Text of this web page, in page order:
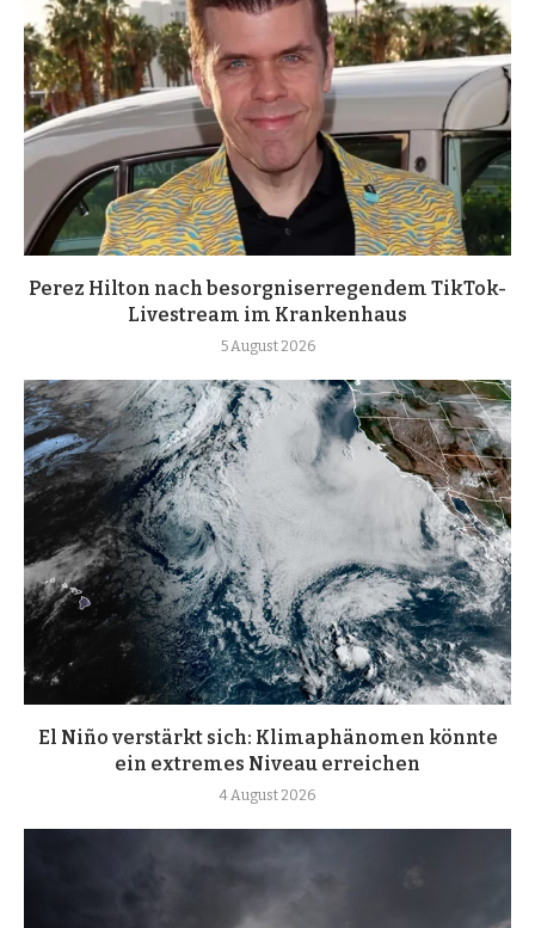
Perez Hilton nach besorgniserregendem TikTok-
Livestream im Krankenhaus
5 August 2026
El Niño verstärkt sich: Klimaphänomen könnte
ein extremes Niveau erreichen
4 August 2026